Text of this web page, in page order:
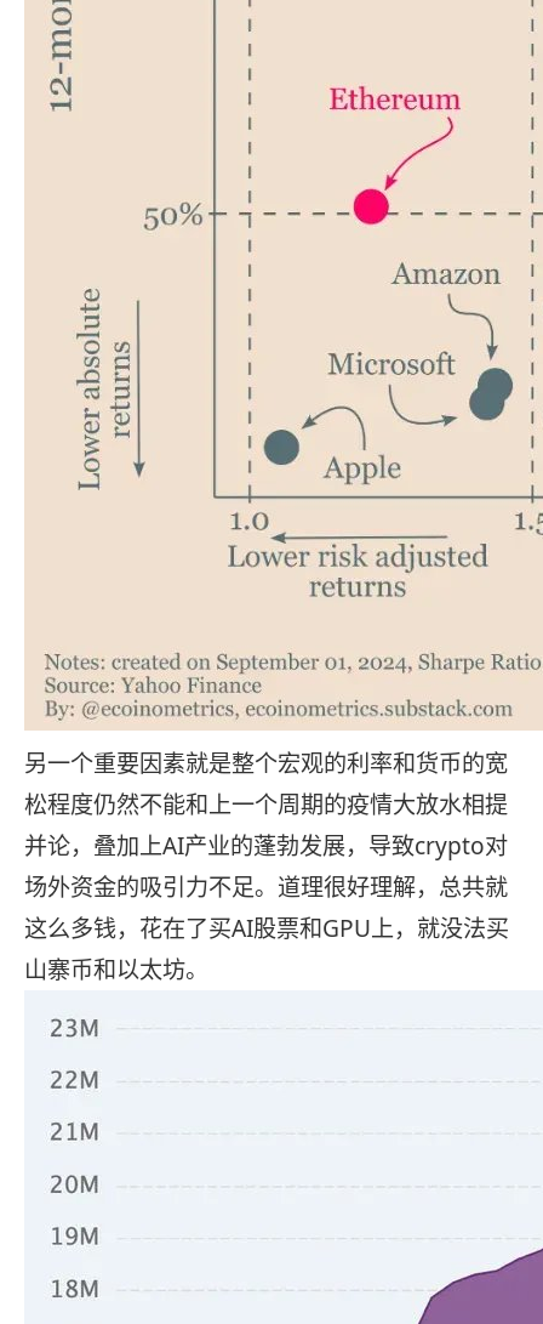
另一个重要因素就是整个宏观的利率和货币的宽
松程度仍然不能和上一个周期的疫情大放水相提
并论，叠加上AI产业的蓬勃发展，导致crypto对
场外资金的吸引力不足。道理很好理解，总共就
这么多钱，花在了买AI股票和GPU上，就没法买
山寨币和以太坊。